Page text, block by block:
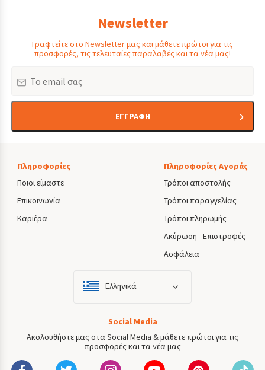
Newsletter
Γραφτείτε στο Newsletter μας και μάθετε πρώτοι για τις
προσφορές, τις τελευταίες παραλαβές και τα νέα μας!
ΕΓΓΡΑΦΗ
Πληροφορίες
Ποιοι είμαστε
Επικοινωνία
Καριέρα
Πληροφορίες Αγοράς
Τρόποι αποστολής
Τρόποι παραγγελίας
Τρόποι πληρωμής
Ακύρωση - Επιστροφές
Ασφάλεια
Ελληνικά
Social Media
Ακολουθήστε μας στα Social Media & μάθετε πρώτοι για τις
προσφορές και τα νέα μας